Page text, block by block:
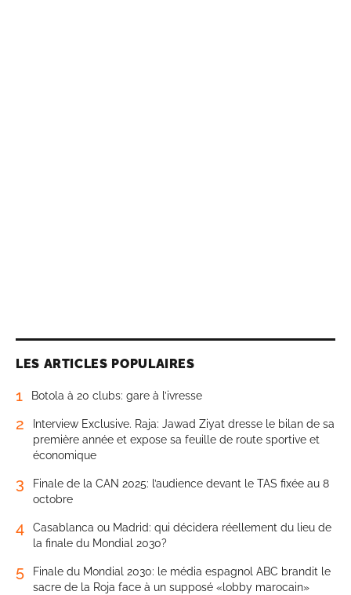
LES ARTICLES POPULAIRES
1 Botola à 20 clubs: gare à l’ivresse
2
Interview Exclusive. Raja: Jawad Ziyat dresse le bilan de sa
première année et expose sa feuille de route sportive et
économique
3
Finale de la CAN 2025: l’audience devant le TAS fixée au 8
octobre
4
Casablanca ou Madrid: qui décidera réellement du lieu de
la finale du Mondial 2030?
5
Finale du Mondial 2030: le média espagnol ABC brandit le
sacre de la Roja face à un supposé «lobby marocain»